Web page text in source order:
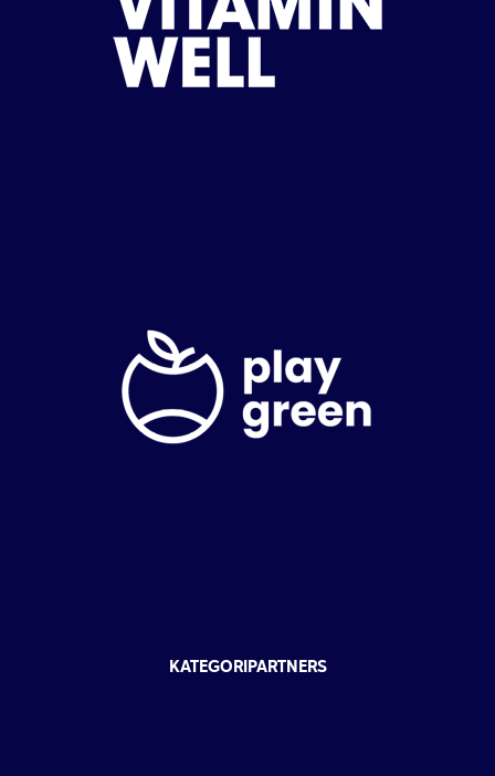
KATEGORIPARTNERS